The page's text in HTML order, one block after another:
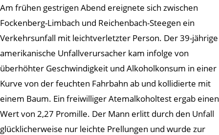
Am frühen gestrigen Abend ereignete sich zwischen
Fockenberg-Limbach und Reichenbach-Steegen ein
Verkehrsunfall mit leichtverletzter Person. Der 39-jährige
amerikanische Unfallverursacher kam infolge von
überhöhter Geschwindigkeit und Alkoholkonsum in einer
Kurve von der feuchten Fahrbahn ab und kollidierte mit
einem Baum. Ein freiwilliger Atemalkoholtest ergab einen
Wert von 2,27 Promille. Der Mann erlitt durch den Unfall
glücklicherweise nur leichte Prellungen und wurde zur